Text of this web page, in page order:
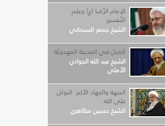
الإمام الرّضا (ع) وعلم
التّفسير
الشيخ جعفر السبحاني
العدل في المدينة المهدويّة
الشيخ عبد الله الجوادي
الآملي
الجبهة والجهاد الأكبر: التوكل
على الله
الشيخ حسين مظاهري